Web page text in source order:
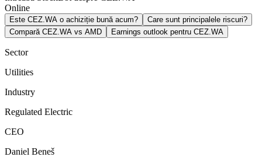
Online
Este CEZ.WA o achiziție bună acum?
Care sunt principalele riscuri?
Compară CEZ.WA vs AMD
Earnings outlook pentru CEZ.WA
Sector
Utilities
Industry
Regulated Electric
CEO
Daniel Beneš